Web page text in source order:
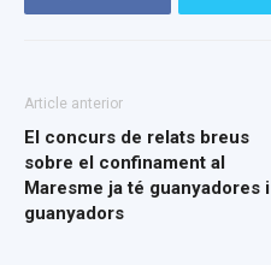
Article anterior
El concurs de relats breus
sobre el confinament al
Maresme ja té guanyadores i
guanyadors